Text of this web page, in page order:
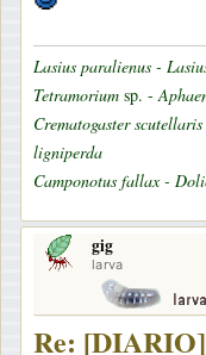
Lasius paralienus -
Tetramorium sp. -
Crematogaster
ligniperda
Camponotus fallax -
gig
larva
Re: [DIARIO]